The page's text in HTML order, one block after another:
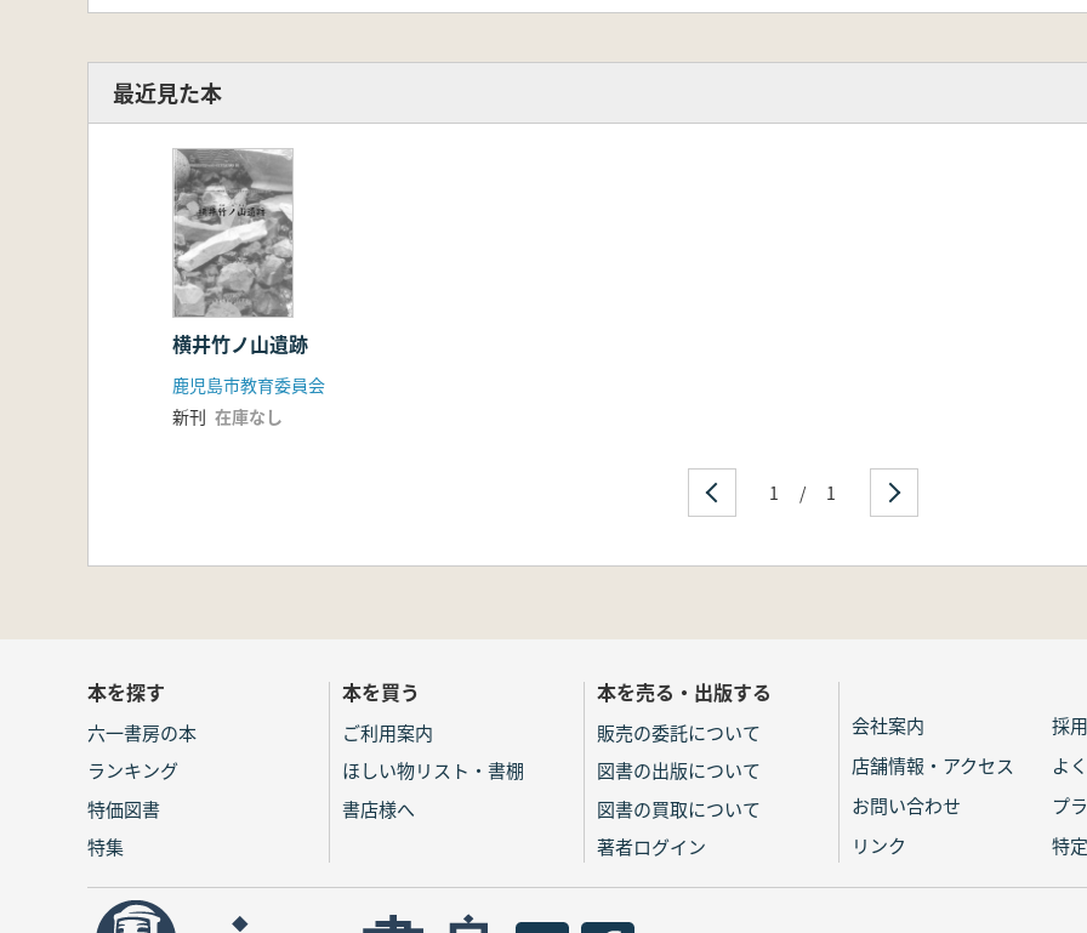
最近見た本
横井竹ノ山遺跡
鹿児島市教育委員会
新刊 在庫なし
1 / 1
本を探す
六一書房の本
ランキング
特価図書
特集
本を買う
ご利用案内
ほしい物リスト・書棚
書店様へ
本を売る・出版する
販売の委託について
図書の出版について
図書の買取について
著者ログイン
会社案内
採
店舗情報・アクセス
よ
お問い合わせ
プ
リンク
特